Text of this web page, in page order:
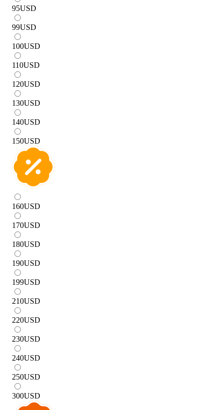
95USD
99USD
100USD
110USD
120USD
130USD
140USD
150USD
160USD
170USD
180USD
190USD
199USD
210USD
220USD
230USD
240USD
250USD
300USD